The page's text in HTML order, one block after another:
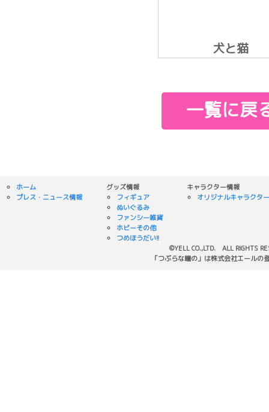
犬と猫
一覧に戻
ホーム
プレス・ニュース情報
グッズ情報
フィギュア
ぬいぐるみ
ファンシー雑貨
ホビーその他
つめほうだい!!
キャラクター情報
オリジナルキャラクター
©YELL CO.,LTD. ALL RIGHTS
「つぶらな瞳の」は株式会社エールの